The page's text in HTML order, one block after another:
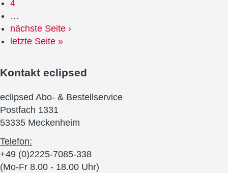
4
…
nächste Seite ›
letzte Seite »
Kontakt eclipsed
eclipsed Abo- & Bestellservice
Postfach 1331
53335 Meckenheim
Telefon:
+49 (0)2225-7085-338
(Mo-Fr 8.00 - 18.00 Uhr)